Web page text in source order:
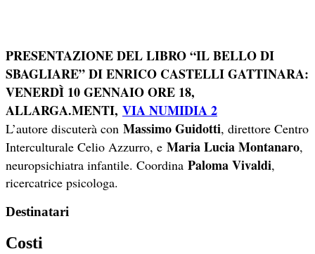
PRESENTAZIONE DEL LIBRO “IL BELLO DI
SBAGLIARE” DI ENRICO CASTELLI GATTINARA:
VENERDÌ 10 GENNAIO ORE 18,
ALLARGA.MENTI, VIA NUMIDIA 2
L’autore discuterà con Massimo Guidotti, direttore Centro
Interculturale Celio Azzurro, e Maria Lucia Montanaro,
neuropsichiatra infantile. Coordina Paloma Vivaldi,
ricercatrice psicologa.
Destinatari
Costi